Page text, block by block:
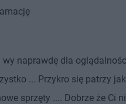
wy naprawdę dla
... Przykro się patrzy jak
sprzęty .... Dobrze że Ci